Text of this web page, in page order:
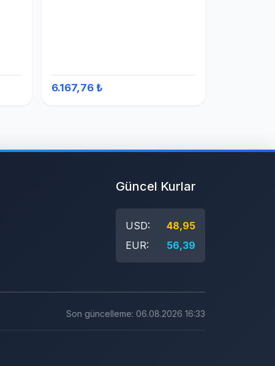
6.167,76 ₺
Güncel Kurlar
USD:
48,95
EUR:
56,39
Son güncelleme: 06.08.2026 16:33